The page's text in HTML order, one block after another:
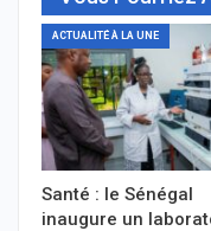
ACTUALITÉ À LA UNE
Santé : le Sénégal
inaugure un